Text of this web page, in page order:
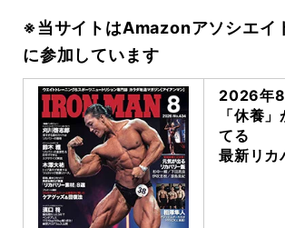
※当サイトはAmazonアソシエイ
に参加しています
2026年
「休養
てる
最新リカ